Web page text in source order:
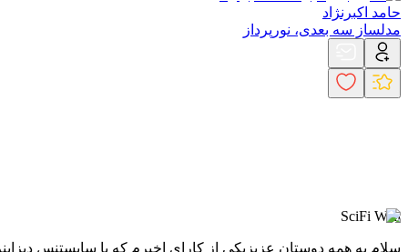
حامد اکبرنژاد
مدلساز سه بعدی، نورپرداز
SciFi Wall
سلام به همه دوستان عزیز یکی از کارای اخیرم که با سابستنس